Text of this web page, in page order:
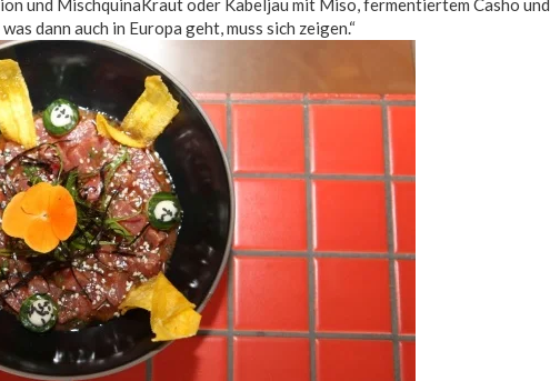
und MischquinaKraut oder Kabeljau mit Miso, fermentiertem Casho und
dann auch in Europa geht, muss sich zeigen.“